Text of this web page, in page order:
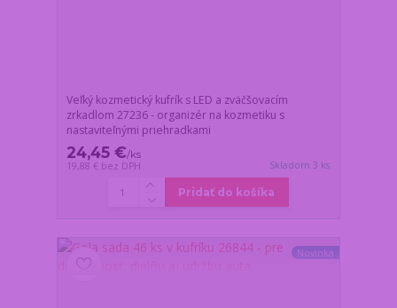
Veľký kozmetický kufrík s LED a zväčšovacím
zrkadlom 27236 - organizér na kozmetiku s
nastaviteľnými priehradkami
24,45 €/ks
19,88 € bez DPH Skladom 3 ks
Pridať do košíka
Novinka